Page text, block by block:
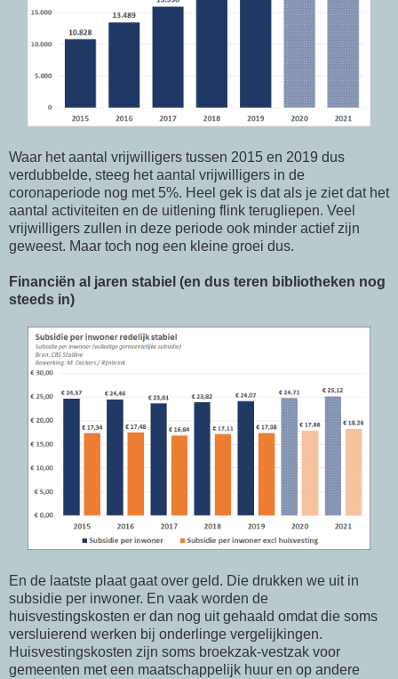
Waar het aantal vrijwilligers tussen 2015 en 2019 dus
verdubbelde, steeg het aantal vrijwilligers in de
coronaperiode nog met 5%. Heel gek is dat als je ziet dat het
aantal activiteiten en de uitlening flink terugliepen. Veel
vrijwilligers zullen in deze periode ook minder actief zijn
geweest. Maar toch nog een kleine groei dus.
Financiën al jaren stabiel (en dus teren bibliotheken nog
steeds in)
En de laatste plaat gaat over geld. Die drukken we uit in
subsidie per inwoner. En vaak worden de
huisvestingskosten er dan nog uit gehaald omdat die soms
versluierend werken bij onderlinge vergelijkingen.
Huisvestingskosten zijn soms broekzak-vestzak voor
gemeenten met een maatschappelijk huur en op andere